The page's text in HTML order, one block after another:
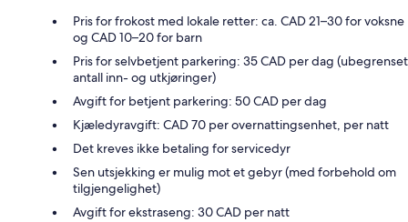
Pris for frokost med lokale retter: ca. CAD 21–30 for voksne
og CAD 10–20 for barn
Pris for selvbetjent parkering: 35 CAD per dag (ubegrenset
antall inn- og utkjøringer)
Avgift for betjent parkering: 50 CAD per dag
Kjæledyravgift: CAD 70 per overnattingsenhet, per natt
Det kreves ikke betaling for servicedyr
Sen utsjekking er mulig mot et gebyr (med forbehold om
tilgjengelighet)
Avgift for ekstraseng: 30 CAD per natt